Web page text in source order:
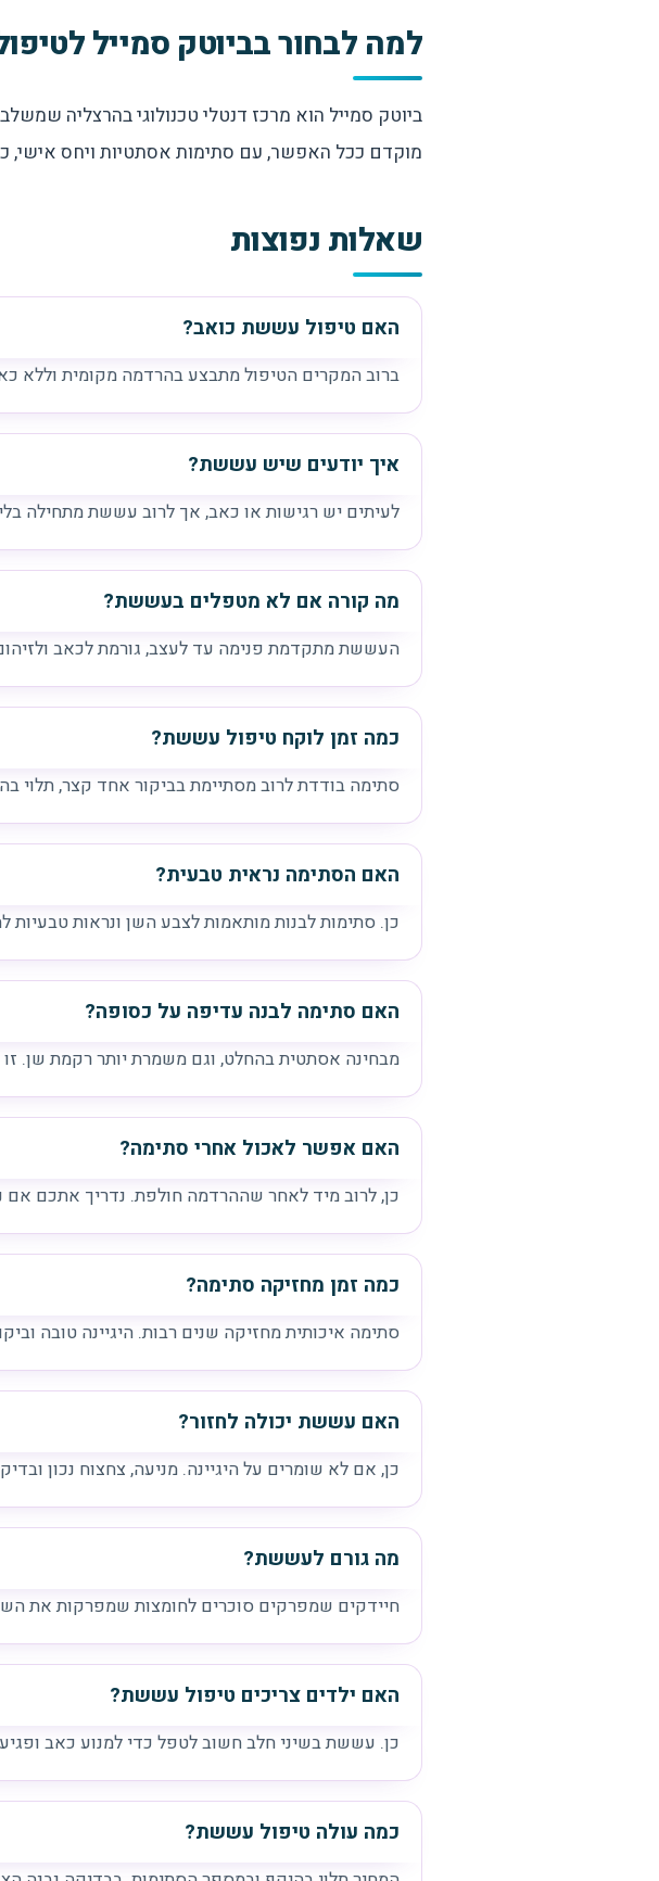
למה לבחור בביוטק סמייל
ביוטק סמייל הוא מרכז דנטלי טכנולוגי בהרצליה
מוקדם ככל האפשר, עם סתימות אסתטיות ויחס אישי,
שאלות נפוצות
האם טיפול עששת כואב?
ברוב המקרים הטיפול מתבצע בהרדמה מקומית
איך יודעים שיש עששת?
לעיתים יש רגישות או כאב, אך לרוב עששת מתחילה
מה קורה אם לא מטפלים בעששת?
העששת מתקדמת פנימה עד לעצב, גורמת לכאב
כמה זמן לוקח טיפול עששת?
סתימה בודדת לרוב מסתיימת בביקור אחד קצר, תלוי
האם הסתימה נראית טבעית?
כן. סתימות לבנות מותאמות לצבע השן ונראות טבעיות
האם סתימה לבנה עדיפה על כסופה?
מבחינה אסתטית בהחלט, וגם משמרת יותר רקמת שן.
האם אפשר לאכול אחרי סתימה?
כן, לרוב מיד לאחר שההרדמה חולפת. נדריך אתכם אם
כמה זמן מחזיקה סתימה?
סתימה איכותית מחזיקה שנים רבות. היגיינה טובה
האם עששת יכולה לחזור?
כן, אם לא שומרים על היגיינה. מניעה, צחצוח נכון
מה גורם לעששת?
חיידקים שמפרקים סוכרים לחומצות שמפרקות את
האם ילדים צריכים טיפול עששת?
כן. עששת בשיני חלב חשוב לטפל כדי למנוע כאב
כמה עולה טיפול עששת?